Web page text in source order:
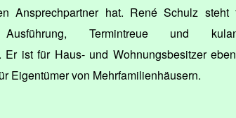
Ansprechpartner hat. René Schulz steht
Ausführung, Termintreue und
Er ist für Haus- und Wohnungsbesitzer
Eigentümer von Mehrfamilienhäusern.